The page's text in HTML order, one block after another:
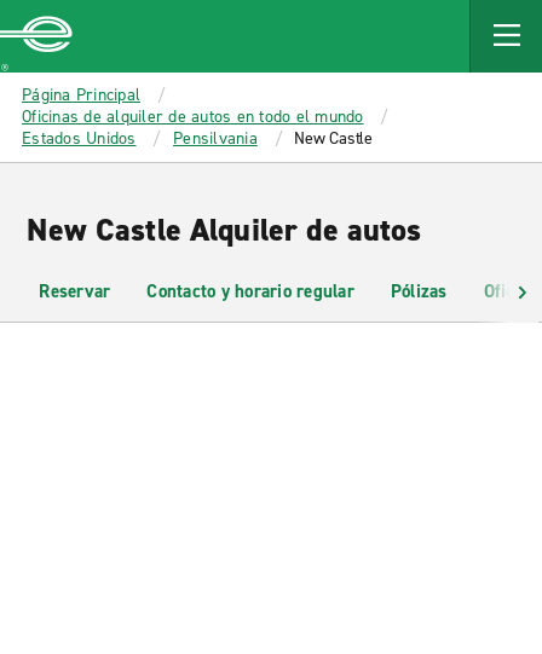
MAIN
CONTENT
Enterprise
Página Principal
Oficinas de alquiler de autos en todo el mundo
Estados Unidos
Pensilvania New Castle
New Castle Alquiler de autos
Reservar Contacto y horario regular Pólizas